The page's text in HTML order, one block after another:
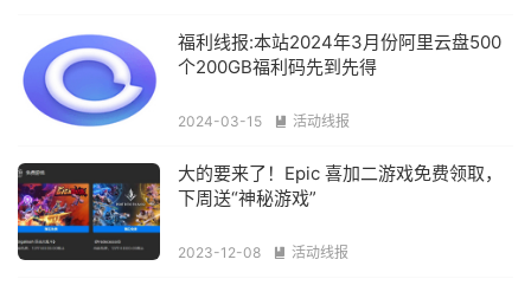
福利线报:本站2024年3月份阿里云盘500
个200GB福利码先到先得
2024-03-15  活动线报
大的要来了！Epic 喜加二游戏免费领取，
下周送“神秘游戏”
2023-12-08  活动线报